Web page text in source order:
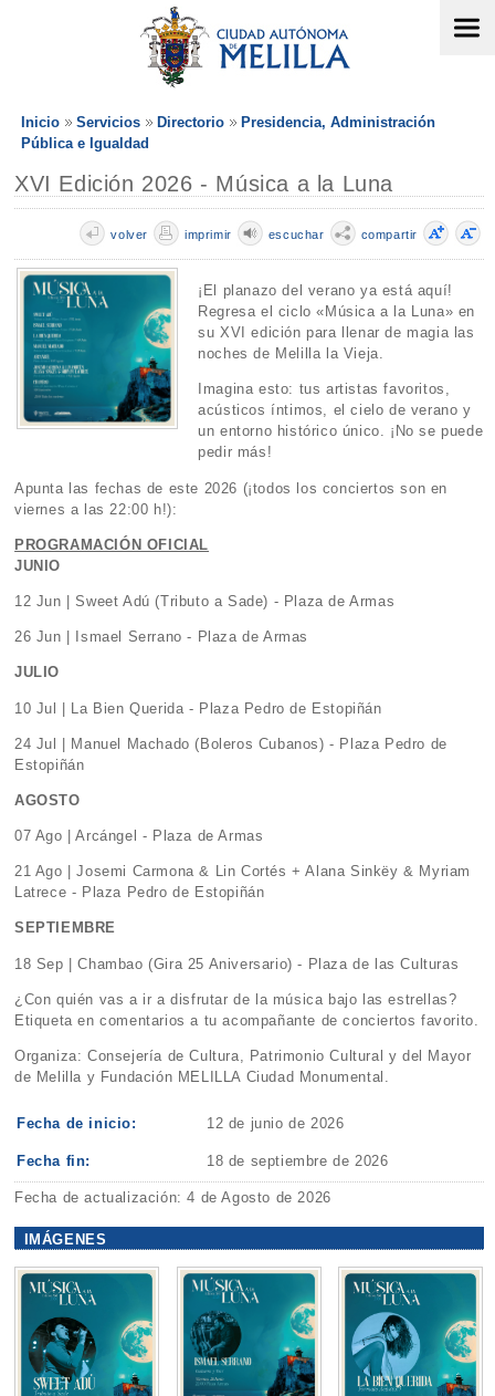
Inicio Servicios Directorio
Presidencia, Administración
Pública e Igualdad
XVI Edición 2026 - Música a la Luna
compartir
escuchar
imprimir
volver
¡El planazo del verano ya está aquí!
Regresa el ciclo «Música a la Luna» en
su XVI edición para llenar de magia las
noches de Melilla la Vieja.
Imagina esto: tus artistas favoritos,
acústicos íntimos, el cielo de verano y
un entorno histórico único. ¡No se puede
pedir más!
Apunta las fechas de este 2026 (¡todos los conciertos son en
viernes a las 22:00 h!):
PROGRAMACIÓN OFICIAL
JUNIO
12 Jun | Sweet Adú (Tributo a Sade) - Plaza de Armas
26 Jun | Ismael Serrano - Plaza de Armas
JULIO
10 Jul | La Bien Querida - Plaza Pedro de Estopiñán
24 Jul | Manuel Machado (Boleros Cubanos) - Plaza Pedro de
Estopiñán
AGOSTO
07 Ago | Arcángel - Plaza de Armas
21 Ago | Josemi Carmona & Lin Cortés + Alana Sinkëy & Myriam
Latrece - Plaza Pedro de Estopiñán
SEPTIEMBRE
18 Sep | Chambao (Gira 25 Aniversario) - Plaza de las Culturas
¿Con quién vas a ir a disfrutar de la música bajo las estrellas?
Etiqueta en comentarios a tu acompañante de conciertos favorito.
Organiza: Consejería de Cultura, Patrimonio Cultural y del Mayor
de Melilla y Fundación MELILLA Ciudad Monumental.
Fecha de inicio: 12 de junio de 2026
Fecha fin: 18 de septiembre de 2026
Fecha de actualización: 4 de Agosto de 2026
IMÁGENES